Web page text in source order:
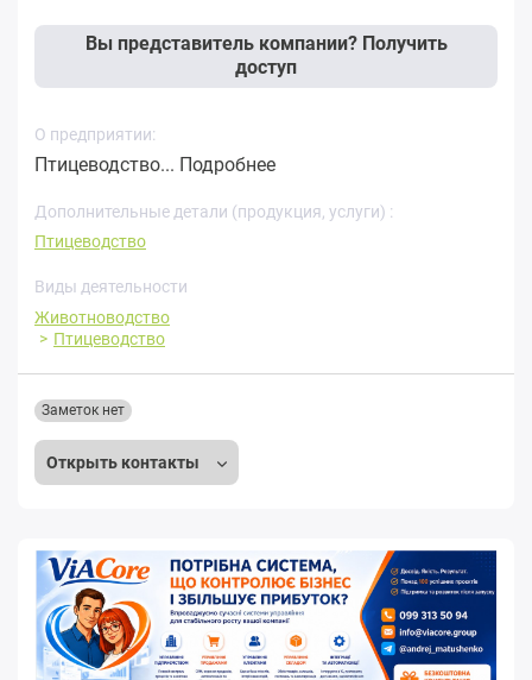
Вы представитель компании? Получить
доступ
О предприятии:
Птицеводство... Подробнее
Дополнительные детали (продукция, услуги) :
Птицеводство
Виды деятельности
Животноводство
Птицеводство
Открыть контакты
Заметок нет